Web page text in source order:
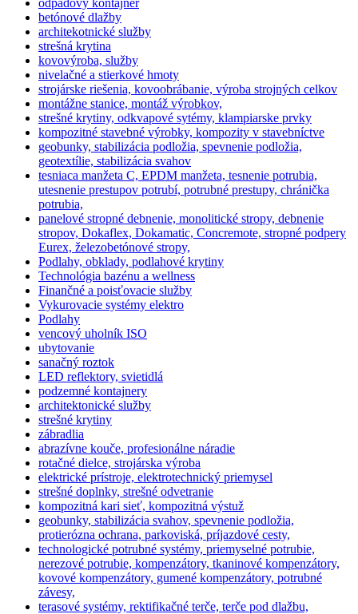
betónové dlažby
architekotnické služby
strešná krytina
kovovýroba, služby
nivelačné a stierkové hmoty
strojárske riešenia, kovoobrábanie, výroba strojných celkov
montážne stanice, montáž výrobkov,
strešné krytiny, odkvapové sytémy, klampiarske prvky
kompozitné stavebné výrobky, kompozity v stavebníctve
geobunky, stabilizácia podložia, spevnenie podložia,
geotextílie, stabilizácia svahov
tesniaca manžeta C, EPDM manžeta, tesnenie potrubia,
utesnenie prestupov potrubí, potrubné prestupy, chránička
potrubia,
panelové stropné debnenie, monolitické stropy, debnenie
stropov, Dokaflex, Dokamatic, Concremote, stropné podpery
Eurex, železobetónové stropy,
Podlahy, obklady, podlahové krytiny
Technológia bazénu a wellness
Finančné a poisťovacie služby
Vykurovacie systémy elektro
Podlahy
vencový uholník ISO
ubytovanie
sanačný roztok
LED reflektory, svietidlá
podzemné kontajnery
architektonické služby
strešné krytiny
zábradlia
abrazívne kouče, profesionálne náradie
rotačné dielce, strojárska výroba
elektrické prístroje, elektrotechnický priemysel
strešné doplnky, strešné odvetranie
kompozitná kari sieť, kompozitná výstuž
geobunky, stabilizácia svahov, spevnenie podložia,
protierózna ochrana, parkoviská, príjazdové cesty,
technologické potrubné systémy, priemyselné potrubie,
nerezové potrubie, kompenzátory, tkaninové kompenzátory,
kovové kompenzátory, gumené kompenzátory, potrubné
závesy,
terasové systémy, rektifikačné terče, terče pod dlažbu,